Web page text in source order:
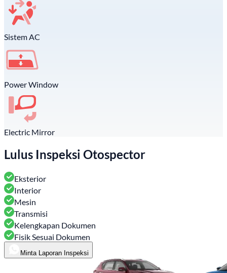
Sistem AC
Power Window
Electric Mirror
Lulus Inspeksi Otospector
Eksterior
Interior
Mesin
Transmisi
Kelengkapan Dokumen
Fisik Sesuai Dokumen
Minta Laporan Inspeksi